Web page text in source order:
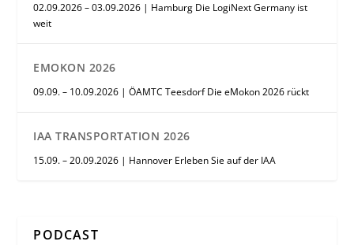
02.09.2026 – 03.09.2026 | Hamburg Die LogiNext Germany ist
weit
EMOKON 2026
09.09. – 10.09.2026 | ÖAMTC Teesdorf Die eMokon 2026 rückt
IAA TRANSPORTATION 2026
15.09. – 20.09.2026 | Hannover Erleben Sie auf der IAA
PODCAST